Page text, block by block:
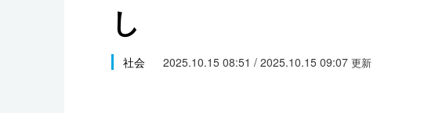
社会
文化
し
社会 2025.10.15 08:51 / 2025.10.15 09:07 更新